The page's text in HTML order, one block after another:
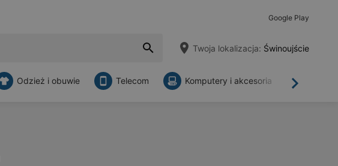
Google Play
Twoja lokalizacja: Świnoujście
Dalej
Odzież i obuwie Telecom Komputery i akcesoria